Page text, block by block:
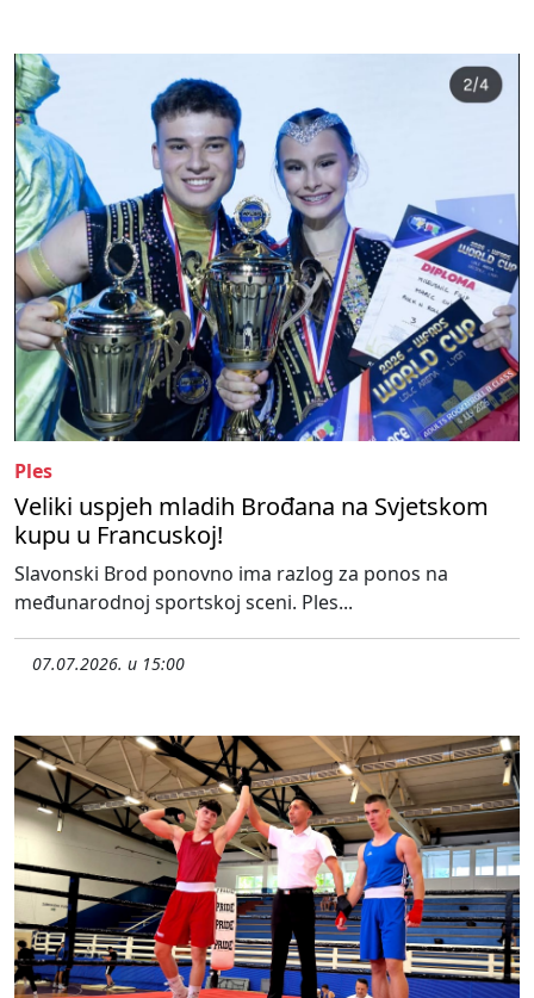
Ples
Veliki uspjeh mladih Brođana na Svjetskom
kupu u Francuskoj!
Slavonski Brod ponovno ima razlog za ponos na
međunarodnoj sportskoj sceni. Ples...
07.07.2026. u 15:00